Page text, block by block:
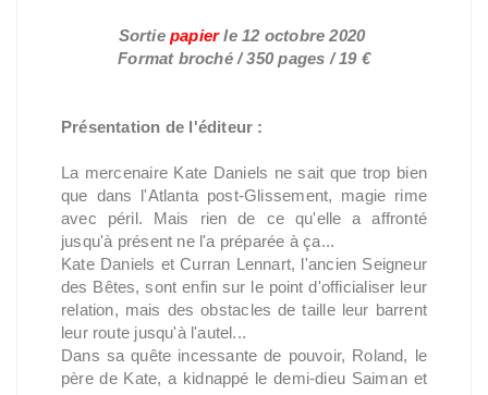
Sortie papierle 12 octobre 2020
Format broché/ 350 pages / 19 €
Présentation de l'éditeur :
La mercenaire Kate Daniels ne sait que trop bien
que dans l'Atlanta post-Glissement, magie rime
avec péril. Mais rien de ce qu'elle a affronté
jusqu'à présent ne l'a préparée à ça...
Kate Daniels et Curran Lennart, l'ancien Seigneur
des Bêtes, sont enfin sur le point d'officialiser leur
relation, mais des obstacles de taille leur barrent
leur route jusqu'à l'autel...
Dans sa quête incessante de pouvoir, Roland, le
père de Kate, a kidnappé le demi-dieu Saiman et